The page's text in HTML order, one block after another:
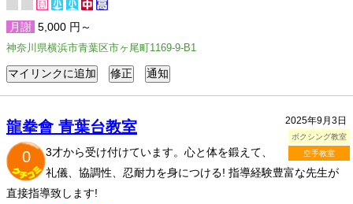
月謝 5,000 円～
神奈川県横浜市青葉区市ヶ尾町1169-9-B1
2025年9月3日
ボクシング教室
空手教室
龍拳會 青葉台教室
0
3才から受け付けています。心と体を鍛えて、
礼儀、協調性、忍耐力を身につける! 指導経験豊富な先生が
直接指導致します!